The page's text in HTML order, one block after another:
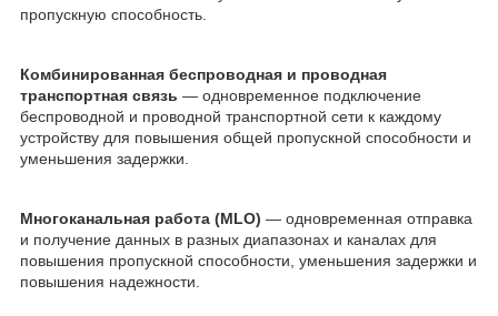
пропускную способность.
Комбинированная беспроводная и проводная
транспортная связь — одновременное подключение
беспроводной и проводной транспортной сети к каждому
устройству для повышения общей пропускной способности и
уменьшения задержки.
Многоканальная работа (MLO) — одновременная отправка
и получение данных в разных диапазонах и каналах для
повышения пропускной способности, уменьшения задержки и
повышения надежности.